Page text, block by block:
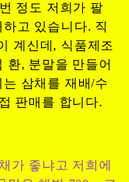
정도 저희가 팔
고 있습니다. 직
계신데, 식품제조
환, 분말을 만들어
삼채를 재배/수
판매를 합니다.
가 좋냐고 저희에